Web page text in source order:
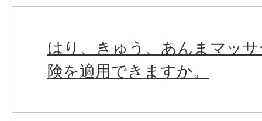
はり、きゅう、あんまマッ
険を適用できますか。